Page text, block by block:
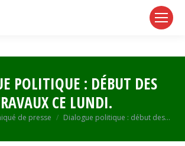
POLITIQUE : DÉBUT DES
CE LUNDI.
de presse Dialogue politique : début des…